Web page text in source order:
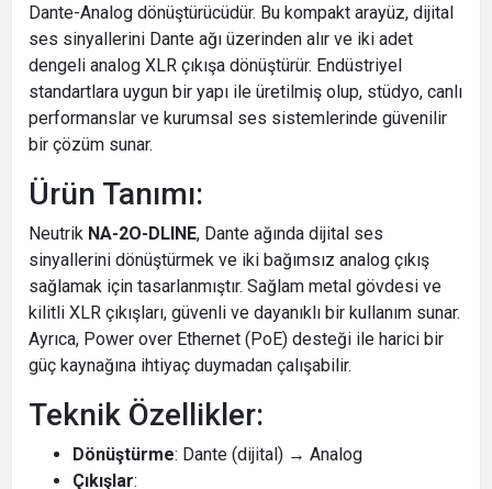
Dante-Analog dönüştürücüdür. Bu kompakt arayüz, dijital
ses sinyallerini Dante ağı üzerinden alır ve iki adet
dengeli analog XLR çıkışa dönüştürür. Endüstriyel
standartlara uygun bir yapı ile üretilmiş olup, stüdyo, canlı
performanslar ve kurumsal ses sistemlerinde güvenilir
bir çözüm sunar.
Ürün Tanımı:
Neutrik NA-2O-DLINE, Dante ağında dijital ses
sinyallerini dönüştürmek ve iki bağımsız analog çıkış
sağlamak için tasarlanmıştır. Sağlam metal gövdesi ve
kilitli XLR çıkışları, güvenli ve dayanıklı bir kullanım sunar.
Ayrıca, Power over Ethernet (PoE) desteği ile harici bir
güç kaynağına ihtiyaç duymadan çalışabilir.
Teknik Özellikler:
Dönüştürme: Dante (dijital) → Analog
Çıkışlar: